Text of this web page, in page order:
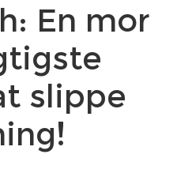
En mor
slippe